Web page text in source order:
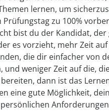
lernen, um
Prüfungstag zu 100%
bist du der Kandidat,
es vorzieht, mehr Zeit auf
die dir einfacher von
und weniger Zeit auf die,
dann ist das
eine gute Möglichkeit,